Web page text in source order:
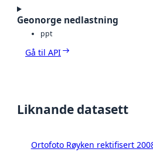
Geonorge nedlastning
ppt
Gå til API
Liknande datasett
Ortofoto Røyken rektifisert